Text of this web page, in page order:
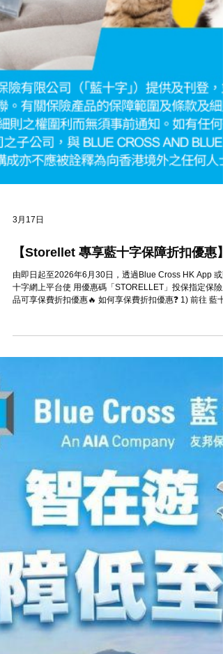
3月17日
【STORELLET】 4) 保費即享折扣優惠 5) 完成投保後，
收到由 藍十字 發出的 投保確認電郵，電郵內附有 $50 藍
字電子保費現金券（僅適用於「智在遊」系列）。 條款及
則： 1. 此廣告由藍十字(亞太)保險有限公司Blue Cross
(Asia-Pacific) Insurance Limited（「藍十字」）刋登。 2.
Blue Cross HK App或藍十字網站使用優惠碼
「STORELLET」投保「智在遊」單次旅程保障、「智在
遊」全年保障、「愛．寵物」保險計劃、家居至專寶、家
至專寶、裝修寶、「智Fit」運動保險、大班高爾夫球保險
高爾夫球保險、個人意外保險。 4....